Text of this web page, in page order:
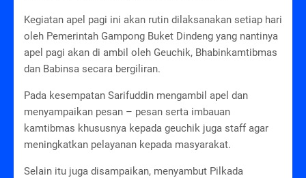
Kegiatan apel pagi ini akan rutin dilaksanakan setiap hari
oleh Pemerintah Gampong Buket Dindeng yang nantinya
apel pagi akan di ambil oleh Geuchik, Bhabinkamtibmas
dan Babinsa secara bergiliran.
Pada kesempatan Sarifuddin mengambil apel dan
menyampaikan pesan – pesan serta imbauan
kamtibmas khususnya kepada geuchik juga staff agar
meningkatkan pelayanan kepada masyarakat.
Selain itu juga disampaikan, menyambut Pilkada